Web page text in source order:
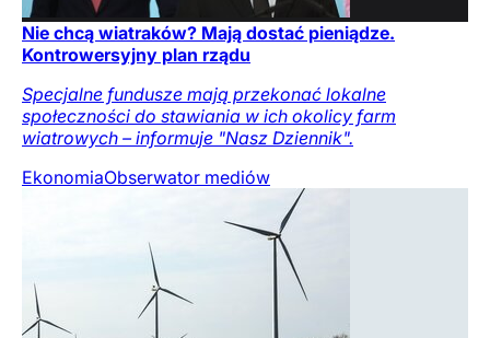
Nie chcą wiatraków? Mają dostać pieniądze.
Kontrowersyjny plan rządu
Specjalne fundusze mają przekonać lokalne
społeczności do stawiania w ich okolicy farm
wiatrowych – informuje "Nasz Dziennik".
EkonomiaObserwator mediów